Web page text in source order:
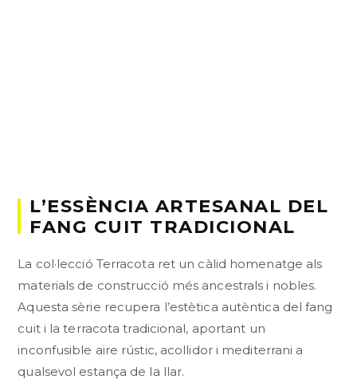
L’ESSÈNCIA ARTESANAL DEL
FANG CUIT TRADICIONAL
La col·lecció Terracota ret un càlid homenatge als
materials de construcció més ancestrals i nobles.
Aquesta sèrie recupera l’estètica autèntica del fang
cuit i la terracota tradicional, aportant un
inconfusible aire rústic, acollidor i mediterrani a
qualsevol estança de la llar.